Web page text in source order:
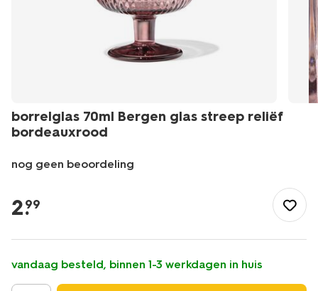
borrelglas 70ml Bergen glas streep reliëf
bordeauxrood
nog geen beoordeling
tafelen/glaswerk/glazen/borrelglas-
70ml-
glas-
streep-
relief-
bordeauxrood-
2.
99
vandaag besteld, binnen 1-3 werkdagen in huis